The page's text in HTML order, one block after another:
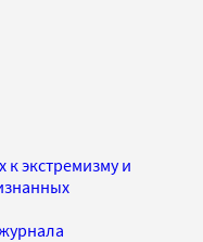
к экстремизму и